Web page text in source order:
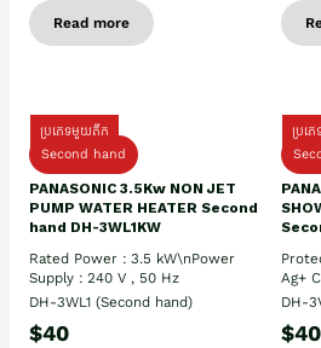
Read more
ប្រភេទមួយតឹក
Second hand
PANASONIC 3.5Kw NON JET
PUMP WATER HEATER Second
hand DH-3WL1KW
Rated Power : 3.5 kW\nPower
Supply : 240 V , 50 Hz
DH-3WL1 (Second hand)
$40
ប្រភ
Ag+
DH-
$40